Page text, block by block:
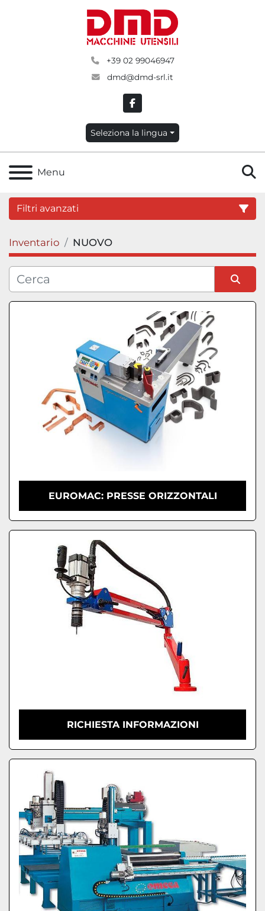
+39 02 99046947
dmd@dmd-srl.it
facebook
Seleziona la lingua
Menu
Filtri avanzati
Categoria
Condizione
Inventario NUOVO
Ordina per
EUROMAC: PRESSE ORIZZONTALI
RICHIESTA INFORMAZIONI